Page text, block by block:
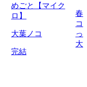
めごと【マイク
ロ】
大葉ノコ
完結
春
コ
っ
大